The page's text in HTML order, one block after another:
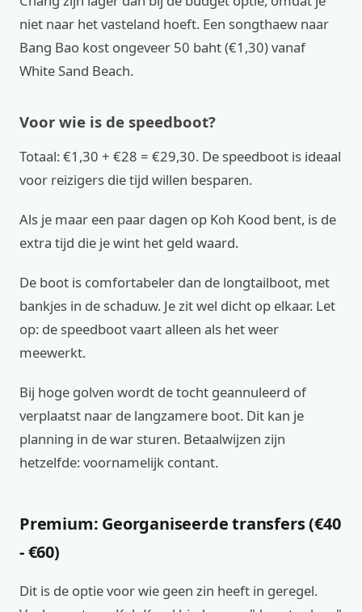
niet naar het vasteland hoeft. Een songthaew naar
Bang Bao kost ongeveer 50 baht (€1,30) vanaf
White Sand Beach.
Voor wie is de speedboot?
Totaal: €1,30 + €28 = €29,30. De speedboot is ideaal
voor reizigers die tijd willen besparen.
Als je maar een paar dagen op Koh Kood bent, is de
extra tijd die je wint het geld waard.
De boot is comfortabeler dan de longtailboot, met
bankjes in de schaduw. Je zit wel dicht op elkaar. Let
op: de speedboot vaart alleen als het weer
meewerkt.
Bij hoge golven wordt de tocht geannuleerd of
verplaatst naar de langzamere boot. Dit kan je
planning in de war sturen. Betaalwijzen zijn
hetzelfde: voornamelijk contant.
Premium: Georganiseerde transfers (€40
- €60)
Dit is de optie voor wie geen zin heeft in geregel.